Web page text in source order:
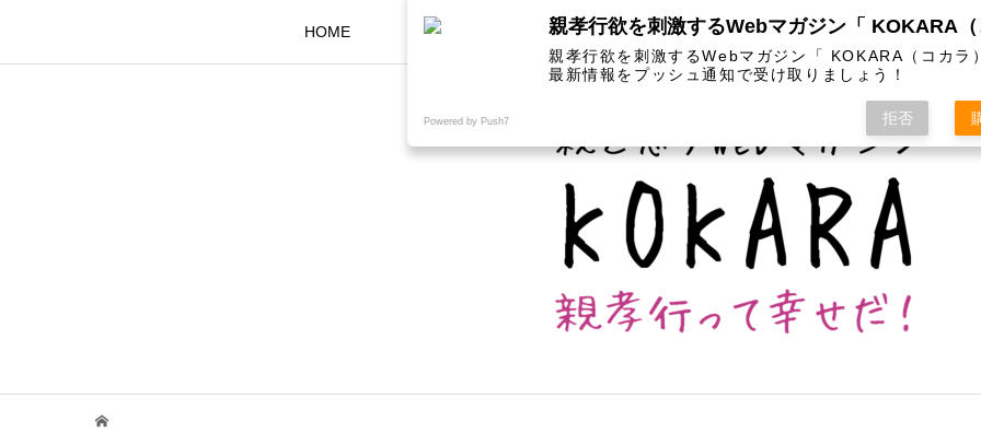
HOME KOKARAとは カテゴリー インスタグラム お問い合わせ
親孝行欲を刺激するWebマガジン「 KOKARA（コカラ
最新情報をプッシュ通知で受け取りましょう！
Powered by Push7 拒否